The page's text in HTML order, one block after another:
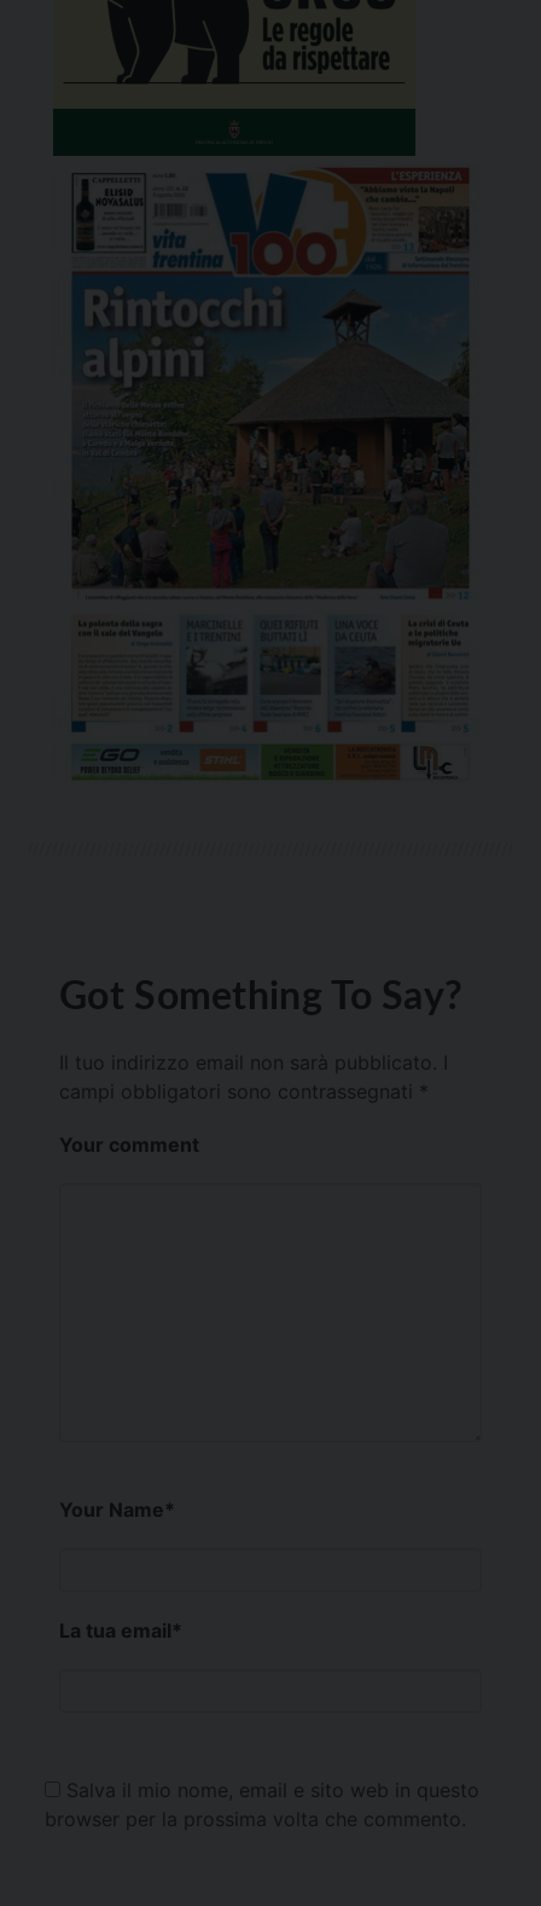
Got Something To Say?
Il tuo indirizzo email non sarà pubblicato.
campi obbligatori sono contrassegnati *
Your comment
Your Name*
La tua email*
Salva il mio nome, email e sito web in questo
browser per la prossima volta che commento.